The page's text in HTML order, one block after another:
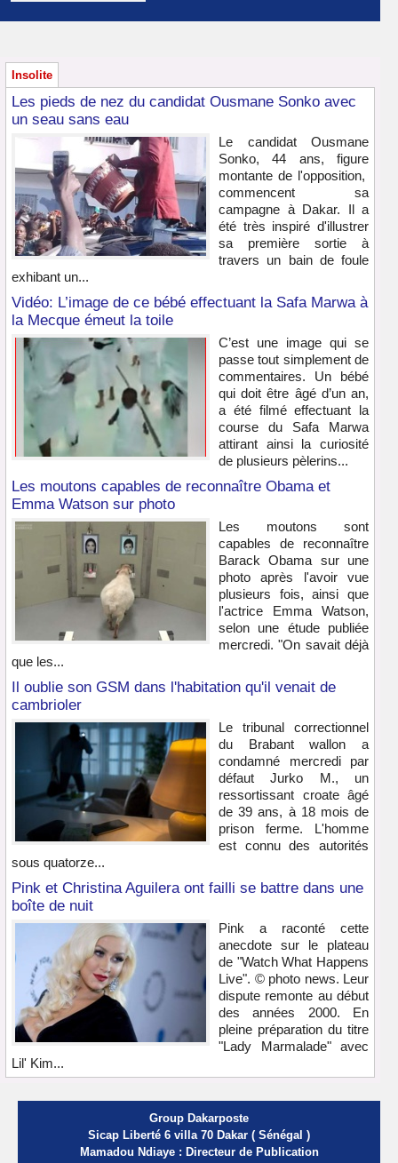
Insolite
Les pieds de nez du candidat Ousmane Sonko avec
un seau sans eau
Le candidat Ousmane
Sonko, 44 ans, figure
montante de l'opposition,
commencent sa
campagne à Dakar. Il a
été très inspiré d'illustrer
sa première sortie à
travers un bain de foule
exhibant un...
Vidéo: L’image de ce bébé effectuant la Safa Marwa à
la Mecque émeut la toile
C’est une image qui se
passe tout simplement de
commentaires. Un bébé
qui doit être âgé d’un an,
a été filmé effectuant la
course du Safa Marwa
attirant ainsi la curiosité
de plusieurs pèlerins...
Les moutons capables de reconnaître Obama et
Emma Watson sur photo
Les moutons sont
capables de reconnaître
Barack Obama sur une
photo après l'avoir vue
plusieurs fois, ainsi que
l'actrice Emma Watson,
selon une étude publiée
mercredi. "On savait déjà
que les...
Il oublie son GSM dans l'habitation qu'il venait de
cambrioler
Le tribunal correctionnel
du Brabant wallon a
condamné mercredi par
défaut Jurko M., un
ressortissant croate âgé
de 39 ans, à 18 mois de
prison ferme. L'homme
est connu des autorités
sous quatorze...
Pink et Christina Aguilera ont failli se battre dans une
boîte de nuit
Pink a raconté cette
anecdote sur le plateau
de "Watch What Happens
Live". © photo news. Leur
dispute remonte au début
des années 2000. En
pleine préparation du titre
"Lady Marmalade" avec
Lil' Kim...
Group Dakarposte
Sicap Liberté 6 villa 70 Dakar ( Sénégal )
Mamadou Ndiaye : Directeur de Publication